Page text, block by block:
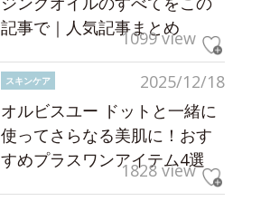
記事で｜人気記事まとめ
1099 view
2025/12/18
スキンケア
オルビスユー ドットと一緒に
使ってさらなる美肌に！おす
すめプラスワンアイテム4選
1828 view